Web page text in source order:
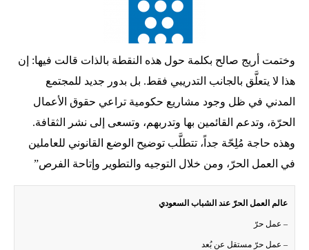
وختمت أريج صالح بكلمة حول هذه النقطة بالذات قالت فيها: إن
هذا لا يتعلَّق بالجانب التدريبي فقط. بل بدور جديد للمجتمع
المدني في ظل وجود مشاريع حكومية تراعي حقوق الأعمال
الحرّة، وتدعم القائمين بها وتدربهم، وتسعى إلى نشر الثقافة.
وهذه حاجة مُلِحّة جداً، تتطلَّب توضيح الوضع القانوني للعاملين
في العمل الحرّ، ومن خلال التوجيه والتطوير وإتاحة الفرص”
عالم العمل الحرّ عند الشباب السعودي
– عمل حرّ
– عمل حرّ مستقل عن بُعد